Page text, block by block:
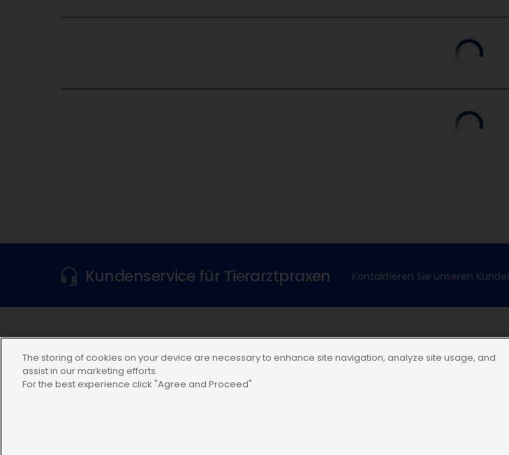
Kundenservice für Tierarztpraxen Kontaktieren Sie unseren
The storing of cookies on your device are necessary to enhance site navigation, analyze site usage, and
assist in our marketing efforts.
For the best experience click "Agree and Proceed"